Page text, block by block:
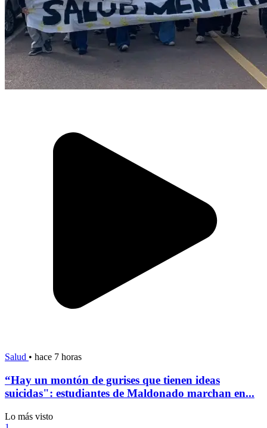
Salud • hace 7 horas
“Hay un montón de gurises que tienen ideas
suicidas": estudiantes de Maldonado marchan en...
Lo más visto